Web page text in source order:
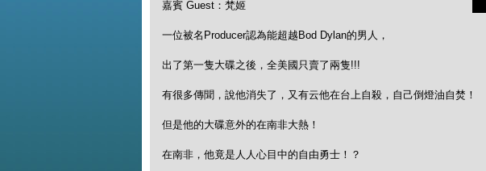
嘉賓 Guest：梵姬
一位被名Producer認為能超越Bod Dylan的男人，
出了第一隻大碟之後，全美國只賣了兩隻!!!
有很多傳聞，說他消失了，又有云他在台上自殺，自己倒燈油自焚！
但是他的大碟意外的在南非大熱！
在南非，他竟是人人心目中的自由勇士！？